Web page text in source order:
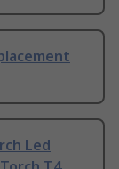
Led